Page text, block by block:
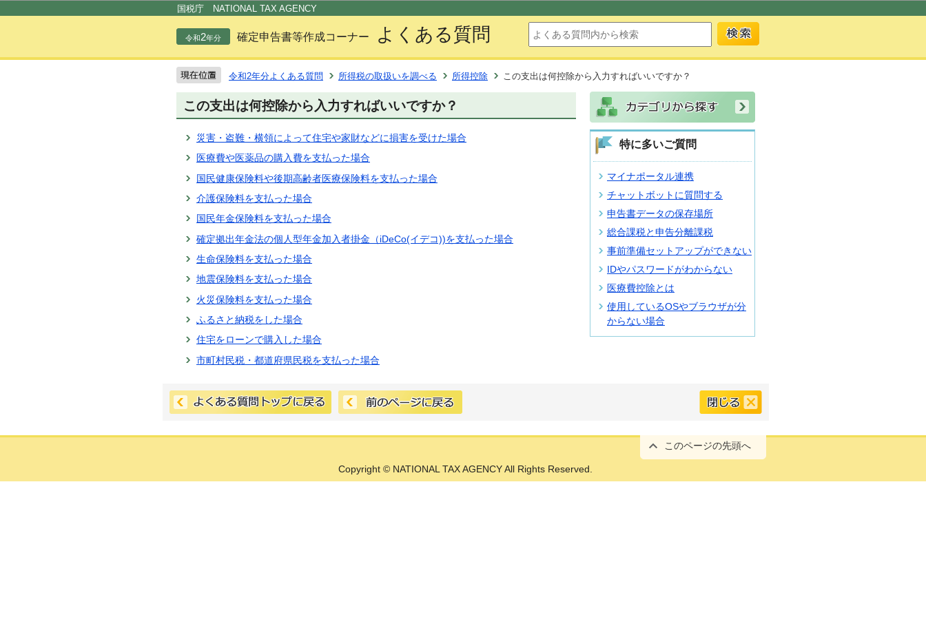
国税庁 NATIONAL TAX AGENCY
令和2年分 確定申告書等作成コーナー よくある質問
令和2年分よくある質問 所得税の取扱いを調べる 所得控除 この支出は何控除から入力すればいいですか？
この支出は何控除から入力すればいいですか？
災害・盗難・横領によって住宅や家財などに損害を受けた場合
医療費や医薬品の購入費を支払った場合
国民健康保険料や後期高齢者医療保険料を支払った場合
介護保険料を支払った場合
国民年金保険料を支払った場合
確定拠出年金法の個人型年金加入者掛金（iDeCo(イデコ))を支払った場合
生命保険料を支払った場合
地震保険料を支払った場合
火災保険料を支払った場合
ふるさと納税をした場合
住宅をローンで購入した場合
市町村民税・都道府県民税を支払った場合
特に多いご質問
マイナポータル連携
チャットボットに質問する
申告書データの保存場所
総合課税と申告分離課税
事前準備セットアップができない
IDやパスワードがわからない
医療費控除とは
使用しているOSやブラウザが分
からない場合
このページの先頭へ
Copyright © NATIONAL TAX AGENCY All Rights Reserved.